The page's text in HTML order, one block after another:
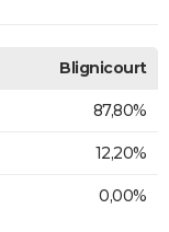
Blignicourt
87,80%
12,20%
0,00%